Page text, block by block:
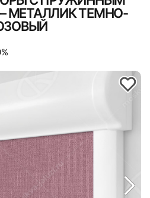
МЕТАЛЛИК ТЕМНО-